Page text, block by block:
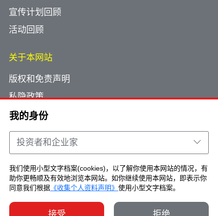
我的身份
投资者和企业家
我们使用小型文字档案(cookies)，以了解你使用本网站的情况，有
助你更畅顺及有效地浏览本网站。如你继续使用本网站，即表示你
同意我们根据 《收集个人资料声明》 使用小型文字档案。
接受 拒绝
宣传计划回顾
活动回顾
关于本网站
版权和免责声明
私隐政策
使用小型文字档案
网页指南
联络我们
Copyright © Brand Hong Kong. All Rights
Reserved.